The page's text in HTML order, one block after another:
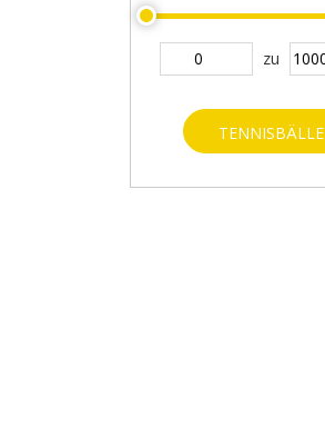
zu
TENNISBÄLLE